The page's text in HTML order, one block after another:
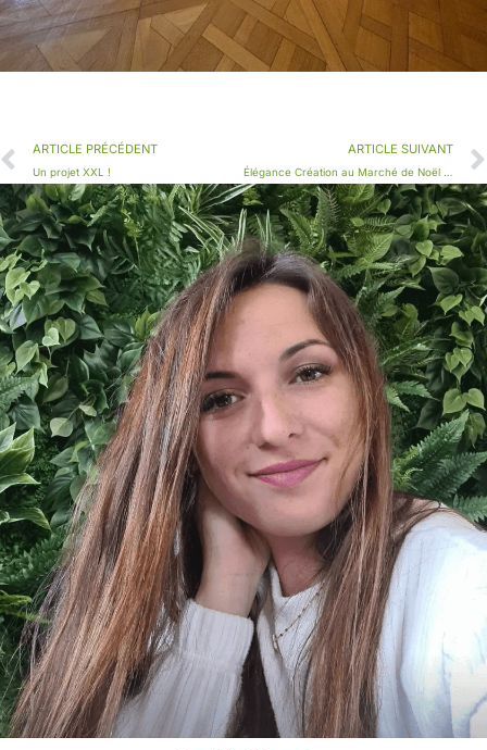
ARTICLE PRÉCÉDENT
Un projet XXL !
ARTICLE SUIVANT
Élégance Création au Marché de Noël : Rendez-vous à Caen, Rots et Falaise !